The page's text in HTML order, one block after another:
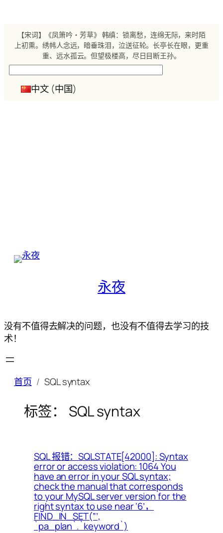
【宋词】《凤箫吟・芳草》 韩缜：锁离愁，连绵无际，来时陌
上初熏。绣帏人念远，暗垂珠泪，泣送征轮。长亭长在眼，更重
重、远水孤云。但望极楼高，尽日目断王孙。
中文 (中国)
永夜
没有不值得去解决的问题，也没有不值得去学习的技
术！
首页 SQL syntax
标签： SQL syntax
SQL 报错：SQLSTATE[42000]: Syntax
error or access violation: 1064 You
have an error in your SQL syntax;
check the manual that corresponds
to your MySQL server version for the
right syntax to use near ‘6’，
FIND_IN_SET(”’,
`pa_plan`.`keyword`)